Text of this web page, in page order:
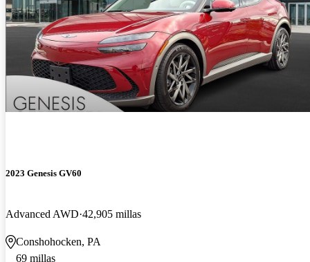
2023 Genesis GV60
Advanced AWD 42,905 millas
Conshohocken, PA
69 millas